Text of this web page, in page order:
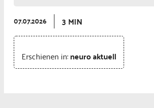
07.07.2026 3 MIN
Erschienen in:neuro aktuell